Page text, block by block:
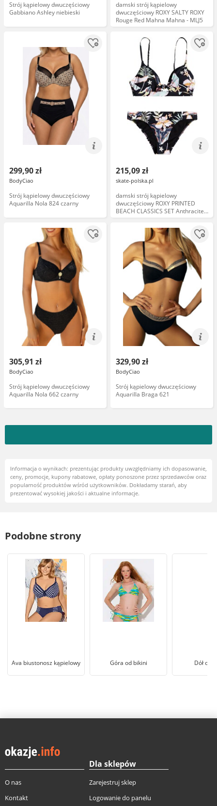
Strój kąpielowy dwuczęściowy
Gabbiano Ashley niebieski
damski strój kąpielowy
dwuczęściowy ROXY SALTY ROXY
Rouge Red Mahna Mahna - MLJ5
299,90 zł
BodyCiao
Strój kąpielowy dwuczęściowy
Aquarilla Nola 824 czarny
215,09 zł
skate-polska.pl
damski strój kąpielowy
dwuczęściowy ROXY PRINTED
BEACH CLASSICS SET Anthracite
Praslin S - KVJ7
305,91 zł
BodyCiao
Strój kąpielowy dwuczęściowy
Aquarilla Nola 662 czarny
329,90 zł
BodyCiao
Strój kąpielowy dwuczęściowy
Aquarilla Braga 621
Informacja o wynikach: prezentując produkty uwzględniamy ich dopasowanie,
ceny, promocje, kupony rabatowe, opłaty ponoszone przez sprzedawców oraz
popularność produktów wśród użytkowników. Dokładamy starań, aby
prezentować wysokiej jakości i aktualne informacje.
Podobne strony
Ava biustonosz kąpielowy Góra od bikini Dół od
O nas
Kontakt
Dla sklepów
Zarejestruj sklep
Logowanie do panelu